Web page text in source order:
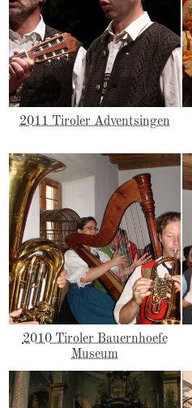
2011 Tiroler Adventsingen
2010 Tiroler Bauernhoefe
Museum